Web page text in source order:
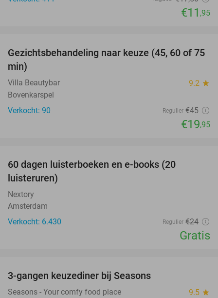
€11 ,95
56%
Gezichtsbehandeling naar keuze (45, 60 of 75
min)
Villa Beautybar 9.2 star
Bovenkarspel
Verkocht: 90
Regulier €45
€19,95
60 dagen luisterboeken en e-books (20
luisteruren)
Nextory
Amsterdam
Verkocht: 6.430
Regulier €24
Gratis
3-gangen keuzediner bij Seasons
Seasons - Your comfy food place 9.5 star